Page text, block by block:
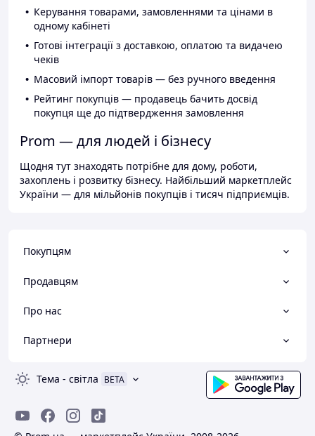
Керування товарами, замовленнями та цінами в
одному кабінеті
Готові інтеграції з доставкою, оплатою та видачею
чеків
Масовий імпорт товарів — без ручного введення
Рейтинг покупців — продавець бачить досвід
покупця ще до підтвердження замовлення
Prom — для людей і бізнесу
Щодня тут знаходять потрібне для дому, роботи,
захоплень і розвитку бізнесу. Найбільший маркетплейс
України — для мільйонів покупців і тисяч підприємців.
Покупцям
Продавцям
Про нас
Партнери
Тема - світла BETA